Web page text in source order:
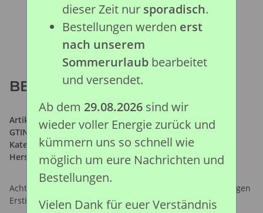
BELUGAWAL (L)
Artikelnummer:88568
GTIN:
4892900885681
Kategorie:Meeresleben Kollektion
Hersteller: Collecta Global Limited
Achtung: Nicht geeignet für Kinder unter 36 Monaten, wegen
Erstickungsgefahr durch verschluckbare Kleinteile.
dieser Zeit nur sporadisch.
Bestellungen werden erst
nach unserem
Sommerurlaubbearbeitet
und versendet.
Ab dem 29.08.2026sind wir
wieder voller Energie zurück und
kümmern uns so schnell wie
möglich um eure Nachrichten und
Bestellungen.
Vielen Dank für euer Verständnis